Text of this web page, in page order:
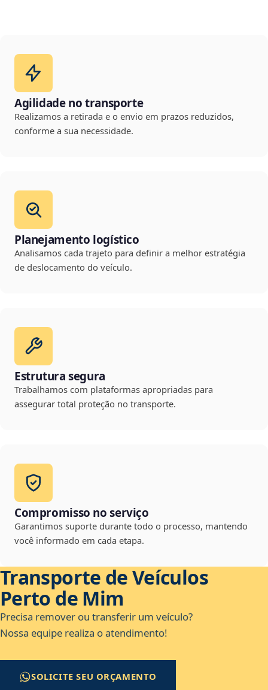
Agilidade no transporte
Realizamos a retirada e o envio em prazos reduzidos,
conforme a sua necessidade.
Planejamento logístico
Analisamos cada trajeto para definir a melhor estratégia
de deslocamento do veículo.
Estrutura segura
Trabalhamos com plataformas apropriadas para
assegurar total proteção no transporte.
Compromisso no serviço
Garantimos suporte durante todo o processo, mantendo
você informado em cada etapa.
Transporte de Veículos
Perto de Mim
Precisa remover ou transferir um veículo?
Nossa equipe realiza o atendimento!
SOLICITE SEU ORÇAMENTO